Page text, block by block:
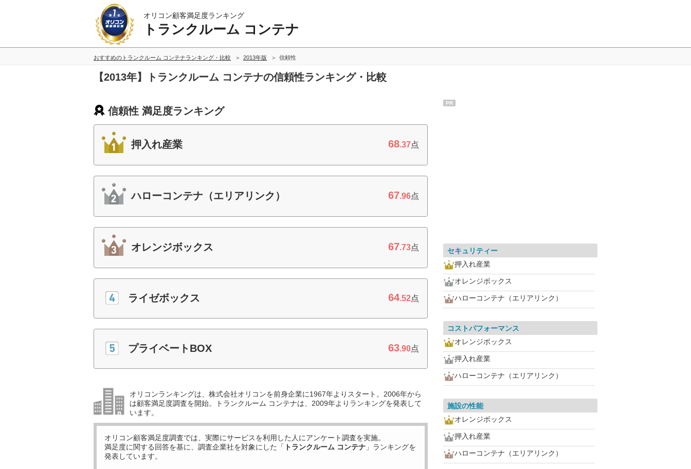
オリコン顧客満足度ランキング
トランクルーム コンテナ
おすすめのトランクルーム コンテナランキング・比較 2013年版 信頼性
【2013年】トランクルーム コンテナの信頼性ランキング・比較
信頼性 満足度ランキング
押入れ産業 68.37点
ハローコンテナ（エリアリンク） 67.96点
オレンジボックス 67.73点
ライゼボックス 64.52点
プライベートBOX 63.90点
オリコンランキングは、株式会社オリコンを前身企業に1967年よりスタート。2006年から
は顧客満足度調査を開始。トランクルーム コンテナは、2009年よりランキングを発表して
います。
オリコン顧客満足度調査では、実際にサービスを利用した 人にアンケート調査を実施。
満足度に関する回答を基に、調査企業社を対象にした「 トランクルーム コンテナ 」ランキングを
発表しています。
PR
セキュリティー
押入れ産業
オレンジボックス
ハローコンテナ（エリアリンク）
コストパフォーマンス
オレンジボックス
押入れ産業
ハローコンテナ（エリアリンク）
施設の性能
オレンジボックス
押入れ産業
ハローコンテナ（エリアリンク）